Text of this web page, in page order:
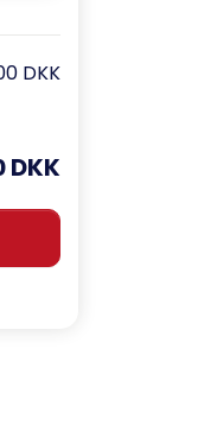
DKK
DKK